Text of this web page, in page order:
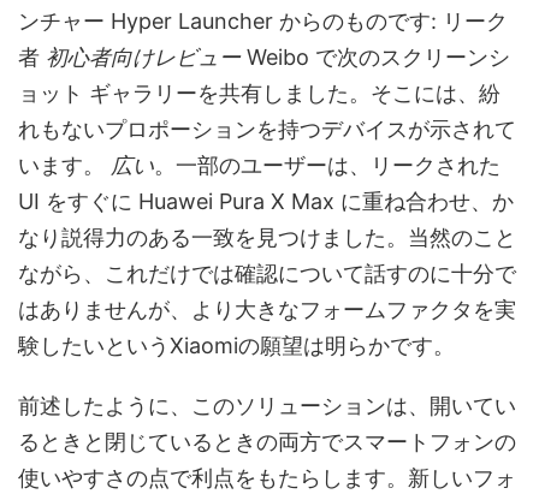
ンチャー Hyper Launcher からのものです: リーク
者 初心者向けレビューWeibo で次のスクリーンシ
ョット ギャラリーを共有しました。そこには、紛
れもないプロポーションを持つデバイスが示されて
います。 広い。一部のユーザーは、リークされた
UI をすぐに Huawei Pura X Max に重ね合わせ、か
なり説得力のある一致を見つけました。当然のこと
ながら、これだけでは確認について話すのに十分で
はありませんが、より大きなフォームファクタを実
験したいというXiaomiの願望は明らかです。
前述したように、このソリューションは、開いてい
るときと閉じているときの両方でスマートフォンの
使いやすさの点で利点をもたらします。新しいフォ